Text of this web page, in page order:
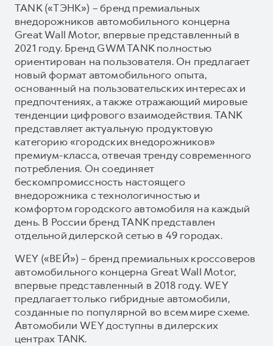
TANK («ТЭНК») – бренд премиальных
внедорожников автомобильного концерна
Great Wall Motor, впервые представленный в
2021 году. Бренд GWM TANK полностью
ориентирован на пользователя. Он предлагает
новый формат автомобильного опыта,
основанный на пользовательских интересах и
предпочтениях, а также отражающий мировые
тенденции цифрового взаимодействия. TANK
представляет актуальную продуктовую
категорию «городских внедорожников»
премиум-класса, отвечая тренду современного
потребления. Он соединяет
бескомпромиссность настоящего
внедорожника с технологичностью и
комфортом городского автомобиля на каждый
день. В России бренд TANK представлен
отдельной дилерской сетью в 49 городах.
WEY («ВЕЙ») – бренд премиальных кроссоверов
автомобильного концерна Great Wall Motor,
впервые представленный в 2018 году. WEY
предлагает только гибридные автомобили,
созданные по популярной во всем мире схеме.
Автомобили WEY доступны в дилерских
центрах TANK.